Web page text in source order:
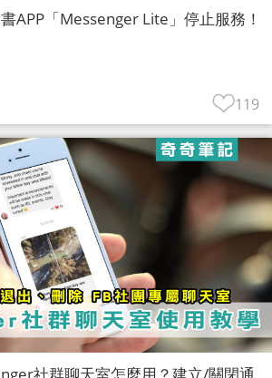
APP「Messenger Lite」停止服務！
119